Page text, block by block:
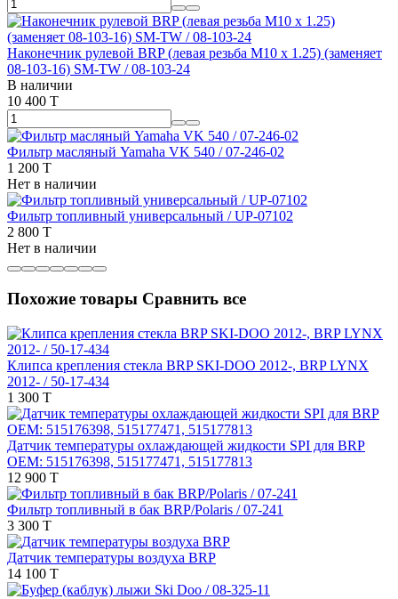
Наконечник рулевой BRP (левая резьба M10 х 1.25) (заменяет
08-103-16) SM-TW / 08-103-24
В наличии
10 400 T
Фильтр масляный Yamaha VK 540 / 07-246-02
1 200 T
Нет в наличии
Фильтр топливный универсальный / UP-07102
2 800 T
Нет в наличии
Похожие товары Сравнить все
Клипса крепления стекла BRP SKI-DOO 2012-, BRP LYNX
2012- / 50-17-434
1 300 T
Датчик температуры охлаждающей жидкости SPI для BRP
OEM: 515176398, 515177471, 515177813
12 900 T
Фильтр топливный в бак BRP/Polaris / 07-241
3 300 T
Датчик температуры воздуха BRP
14 100 T